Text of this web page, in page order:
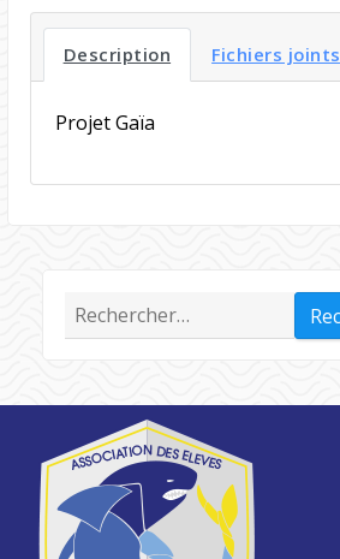
Description Fichiers joints
Projet Gaïa
Rechercher :